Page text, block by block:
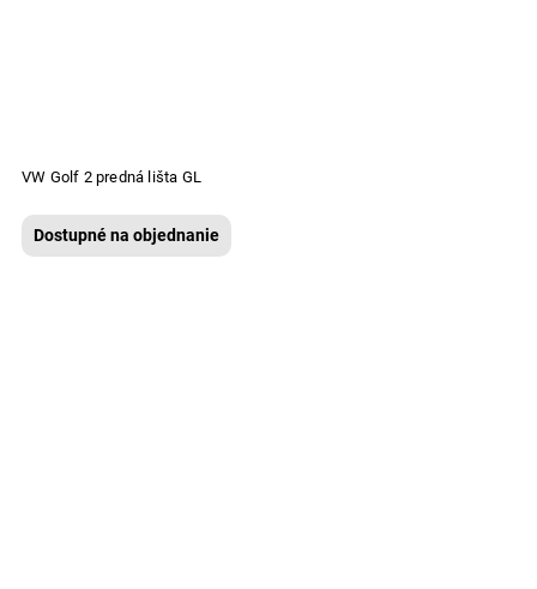
VW Golf 2 predná lišta GL
Dostupné na objednanie